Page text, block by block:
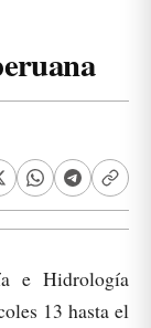
e Hidrología
13 hasta el